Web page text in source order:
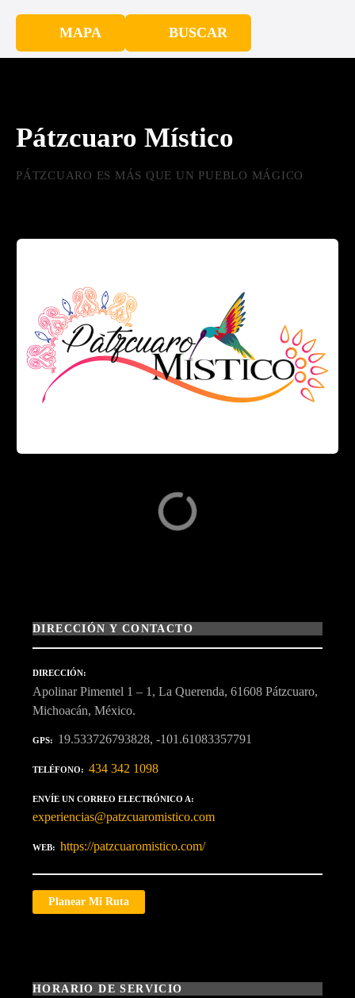
MAPA BUSCAR
Pátzcuaro Místico
PÁTZCUARO ES MÁS QUE UN PUEBLO MÁGICO
DIRECCIÓN Y CONTACTO
DIRECCIÓN
Apolinar Pimentel 1 – 1, La Querenda, 61608 Pátzcuaro,
Michoacán, México.
GPS 19.533726793828, -101.61083357791
TELÉFONO 434 342 1098
ENVÍE UN CORREO ELECTRÓNICO A
experiencias@patzcuaromistico.com
WEB https://patzcuaromistico.com/
Planear Mi Ruta
HORARIO DE SERVICIO